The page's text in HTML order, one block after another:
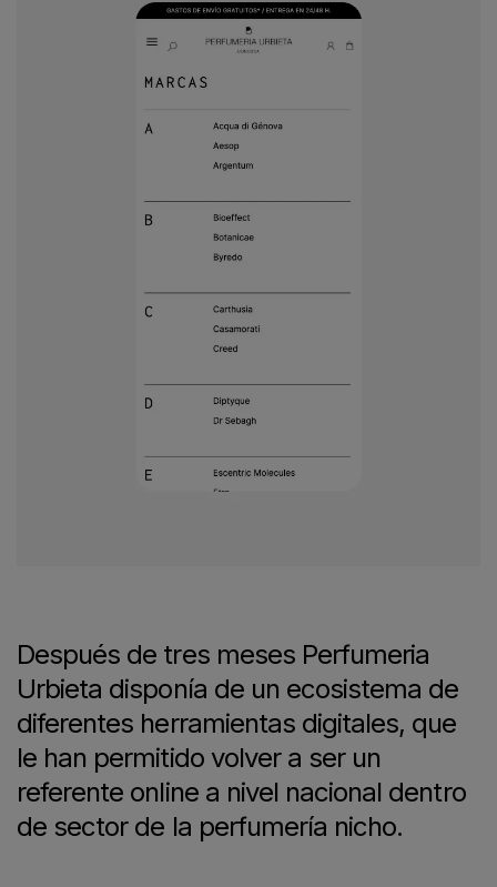
Después de tres meses Perfumeria
Urbieta disponía de un ecosistema de
diferentes herramientas digitales, que
le han permitido volver a ser un
referente online a nivel nacional dentro
de sector de la perfumería nicho.